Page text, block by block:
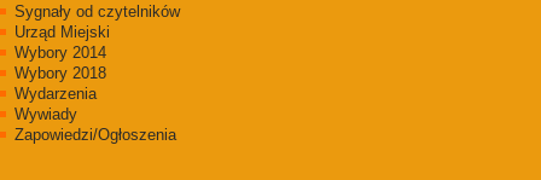
Sygnały od czytelników
Urząd Miejski
Wybory 2014
Wybory 2018
Wydarzenia
Wywiady
Zapowiedzi/Ogłoszenia